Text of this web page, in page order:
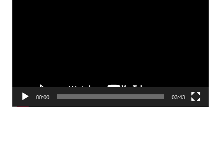
00:00 03:43